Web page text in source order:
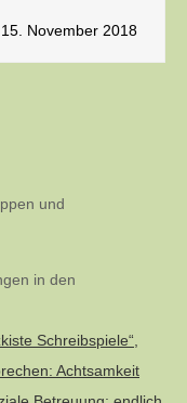
15. November 2018
und
in den
Schreibspiele“,
Achtsamkeit